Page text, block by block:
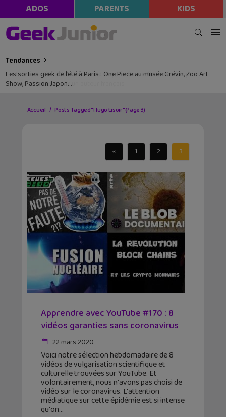
ADOS PARENTS KIDS
Tendances
Les sorties geek de l’été à Paris : One Piece au musée Grévin, Zoo Art
Show, Passion Japon…
Accueil Posts Tagged "Hugo Lisoir"(Page 3)
« 1 2 3
Apprendre avec YouTube #170 : 8
vidéos garanties sans coronavirus
22 mars 2020
Voici notre sélection hebdomadaire de 8
vidéos de vulgarisation scientifique et
culturelle trouvées sur YouTube. Et
volontairement, nous n'avons pas choisi de
vidéo sur le coronavirus. L'attention
médiatique sur cette épidémie est si intense
qu'on